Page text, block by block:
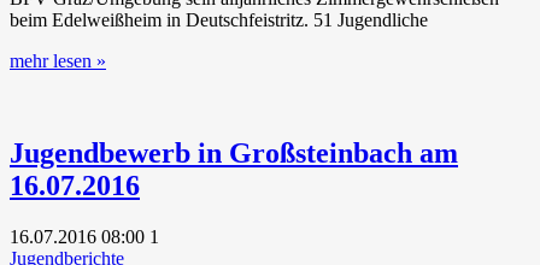
beim Edelweißheim in Deutschfeistritz. 51 Jugendliche
mehr lesen »
Jugendbewerb in Großsteinbach am
16.07.2016
16.07.2016 08:00 1
Jugendberichte